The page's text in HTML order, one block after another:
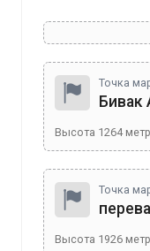
Точка
Бивак
Высота 1264
Точка
Высота 1926